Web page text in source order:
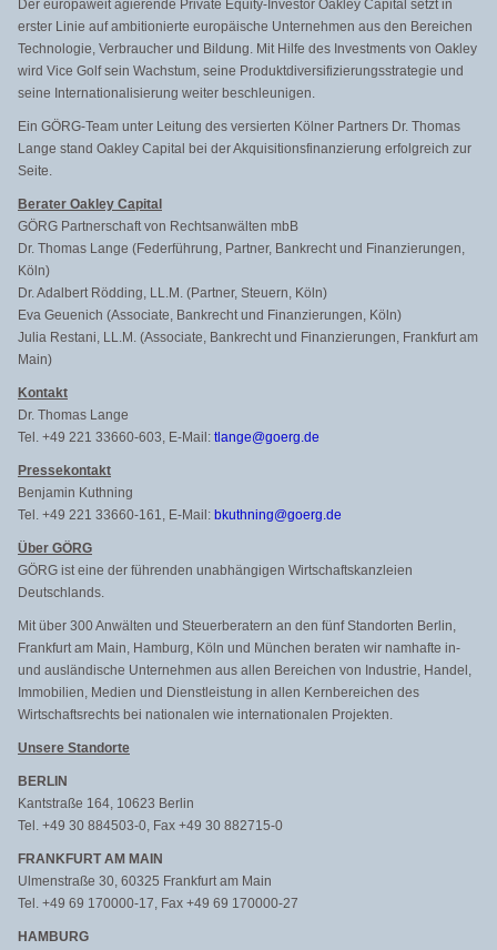
Der europaweit agierende Private Equity-Investor Oakley Capital setzt in
erster Linie auf ambitionierte europäische Unternehmen aus den Bereichen
Technologie, Verbraucher und Bildung. Mit Hilfe des Investments von Oakley
wird Vice Golf sein Wachstum, seine Produktdiversifizierungsstrategie und
seine Internationalisierung weiter beschleunigen.
Ein GÖRG-Team unter Leitung des versierten Kölner Partners Dr. Thomas
Lange stand Oakley Capital bei der Akquisitionsfinanzierung erfolgreich zur
Seite.
Berater Oakley Capital
GÖRG Partnerschaft von Rechtsanwälten mbB
Dr. Thomas Lange (Federführung, Partner, Bankrecht und Finanzierungen,
Köln)
Dr. Adalbert Rödding, LL.M. (Partner, Steuern, Köln)
Eva Geuenich (Associate, Bankrecht und Finanzierungen, Köln)
Julia Restani, LL.M. (Associate, Bankrecht und Finanzierungen, Frankfurt am
Main)
Kontakt
Dr. Thomas Lange
Tel. +49 221 33660-603, E-Mail: tlange@goerg.de
Pressekontakt
Benjamin Kuthning
Tel. +49 221 33660-161, E-Mail: bkuthning@goerg.de
Über GÖRG
GÖRG ist eine der führenden unabhängigen Wirtschaftskanzleien
Deutschlands.
Mit über 300 Anwälten und Steuerberatern an den fünf Standorten Berlin,
Frankfurt am Main, Hamburg, Köln und München beraten wir namhafte in-
und ausländische Unternehmen aus allen Bereichen von Industrie, Handel,
Immobilien, Medien und Dienstleistung in allen Kernbereichen des
Wirtschaftsrechts bei nationalen wie internationalen Projekten.
Unsere Standorte
BERLIN
Kantstraße 164, 10623 Berlin
Tel. +49 30 884503-0, Fax +49 30 882715-0
FRANKFURT AM MAIN
Ulmenstraße 30, 60325 Frankfurt am Main
Tel. +49 69 170000-17, Fax +49 69 170000-27
HAMBURG